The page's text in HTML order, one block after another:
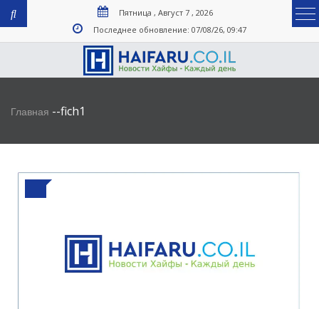
Пятница , Август 7 , 2026
Последнее обновление: 07/08/26, 09:47
Главная --fich1